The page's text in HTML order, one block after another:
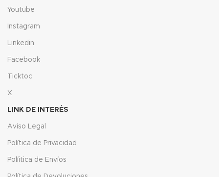
Youtube
Instagram
Linkedin
Facebook
Ticktoc
X
LINK DE INTERÉS
Aviso Legal
Política de Privacidad
Políitica de Envíos